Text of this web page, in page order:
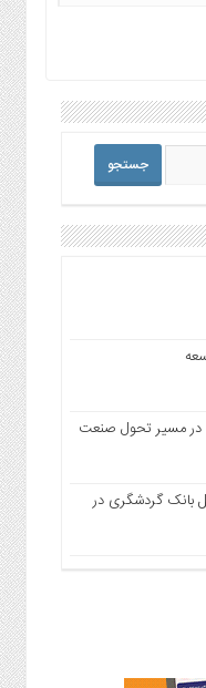
در مسیر تحول صنعت
بانک گردشگری در